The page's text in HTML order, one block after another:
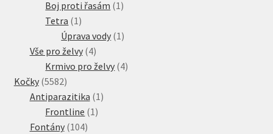
produkty
Boj proti řasám 1 1
Tetra 1 1
produkt
Úprava vody 1 1
Vše pro želvy 44
produkty
Krmivo pro želvy 44
Kočky 55825582
produktů
Antiparazitika 1 1
Frontline 1 1
Fontány 104104